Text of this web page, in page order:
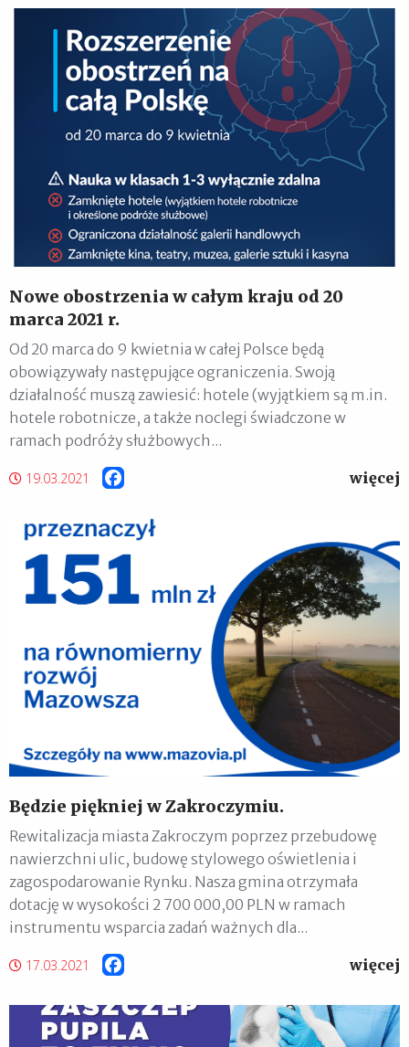
Nowe obostrzenia w całym kraju od 20
marca 2021 r.
Od 20 marca do 9 kwietnia w całej Polsce będą
obowiązywały następujące ograniczenia. Swoją
działalność muszą zawiesić: hotele (wyjątkiem są m.in.
hotele robotnicze, a także noclegi świadczone w
ramach podróży służbowych...
19.03.2021 więcej
Będzie piękniej w Zakroczymiu.
Rewitalizacja miasta Zakroczym poprzez przebudowę
nawierzchni ulic, budowę stylowego oświetlenia i
zagospodarowanie Rynku. Nasza gmina otrzymała
dotację w wysokości 2 700 000,00 PLN w ramach
instrumentu wsparcia zadań ważnych dla...
17.03.2021 więcej